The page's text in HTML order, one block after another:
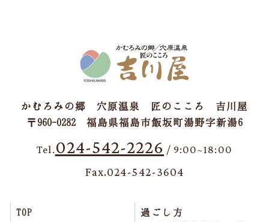
かむろみの郷 穴原温泉 匠のこころ 吉川屋
〒960-0282 福島県福島市飯坂町湯野字新湯6
Tel. 024-542-2226 / 9:00~18:00
Fax.024-542-3604
TOP
過ごし方